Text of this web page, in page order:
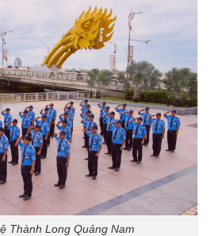
Thành Long Quảng Nam